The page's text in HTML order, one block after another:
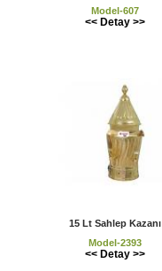
Model-607
<< Detay >>
15 Lt Sahlep Kazanı
Model-2393
<< Detay >>